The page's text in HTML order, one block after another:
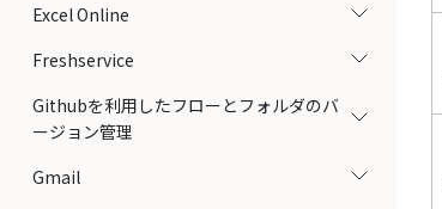
Excel Online
Freshservice
Githubを利用したフローとフォルダのバ
ージョン管理
Gmail